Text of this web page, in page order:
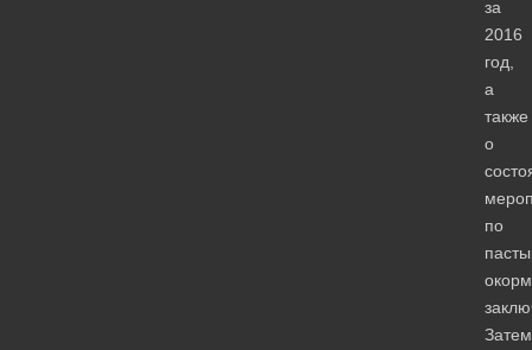
за
2016
год,
а
также
о
по
Затем